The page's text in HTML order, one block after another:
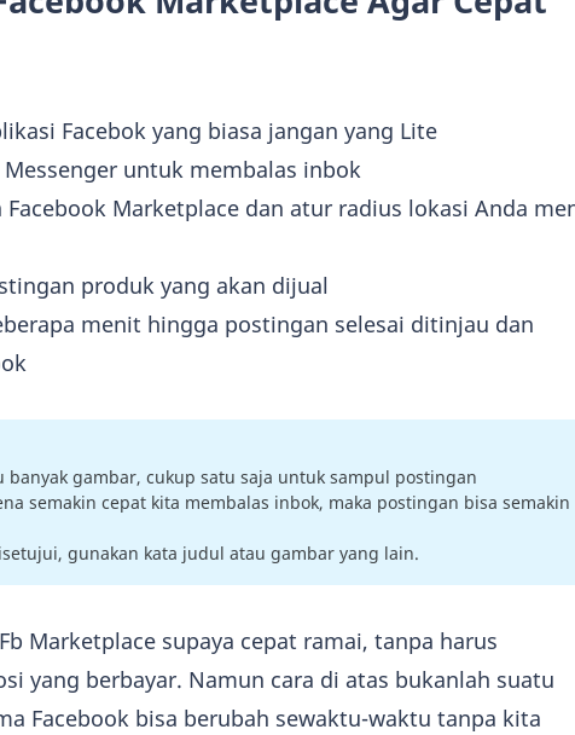
Facebok yang biasa jangan yang Lite
untuk membalas inbok
Marketplace dan atur radius lokasi Anda
produk yang akan dijual
menit hingga postingan selesai ditinjau dan
banyak gambar, cukup satu saja untuk sampul postingan
semakin cepat kita membalas inbok, maka postingan bisa semakin
gunakan kata judul atau gambar yang lain.
Marketplace supaya cepat ramai, tanpa harus
yang berbayar. Namun cara di atas bukanlah suatu
Facebook bisa berubah sewaktu-waktu tanpa kita